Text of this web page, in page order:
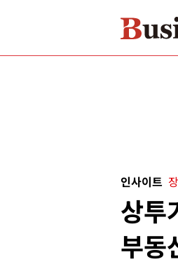
인사이트
상투
부동